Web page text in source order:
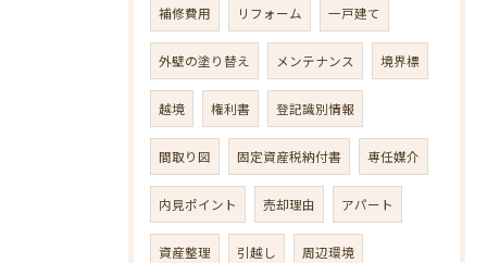
補修費用 リフォーム 一戸建て
外壁の塗り替え メンテナンス 境界標
越境 権利書 登記識別情報
間取り図 固定資産税納付書 専任媒介
内見ポイント 売却理由 アパート
資産整理 引越し 周辺環境